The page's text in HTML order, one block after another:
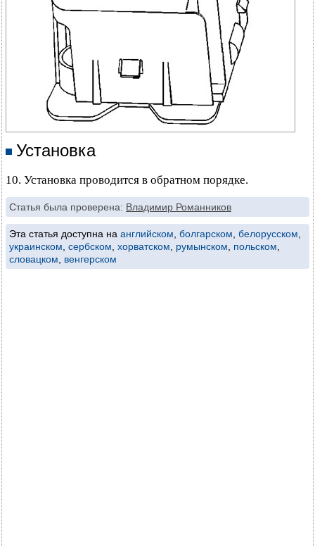
Установка
10. Установка проводится в обратном порядке.
Статья была проверена: Владимир Романников
Эта статья доступна на английском болгарском белорусском
украинском сербском хорватском румынском польском
словацком
венгерском